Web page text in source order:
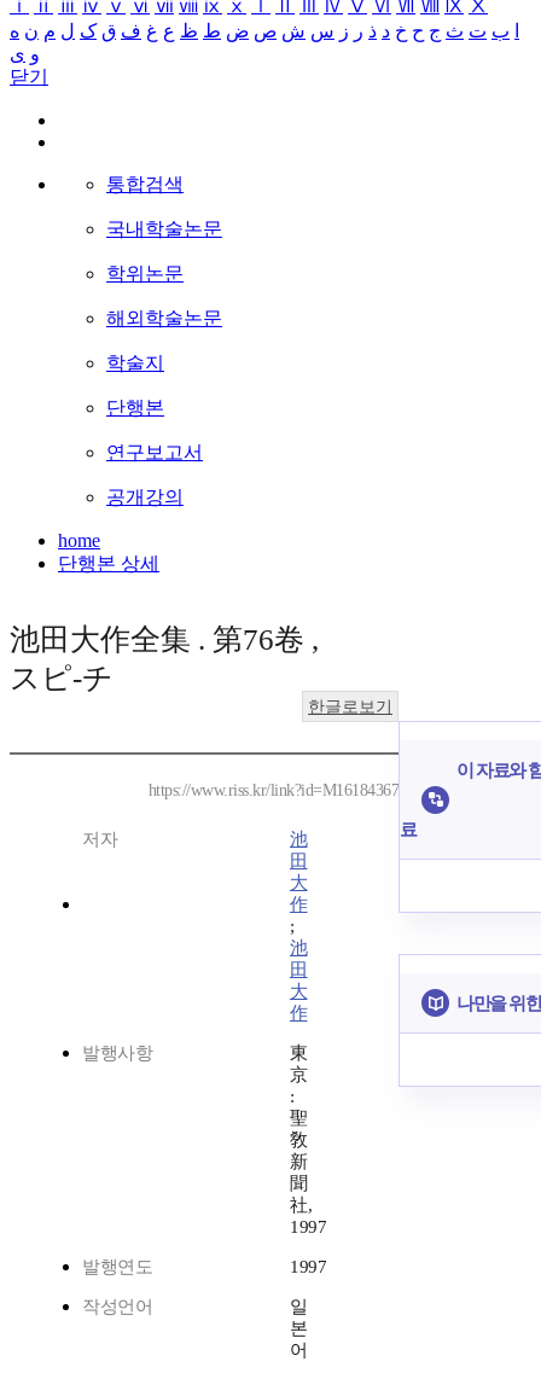
ⅰ
ⅱ ⅲ ⅳ ⅴ ⅵ ⅶ ⅷ ⅸ ⅹ Ⅳ Ⅴ Ⅵ Ⅶ Ⅷ Ⅸ Ⅹ
ب ت ث ج ح خ د ذ ر ز س ش ص ض ط ظ ع غ ف ق ک ل م ن ه
و ی
닫기
통합검색
국내학술논문
학위논문
해외학술논문
학술지
단행본
연구보고서
공개강의
home
단행본 상세
池田大作全集 . 第76卷 ,
スピ-チ
한글로보기
https://www.riss.kr/link?id=M16184367
저자
池
田
大
作
;
池
田
大
作
발행사항
東
京
:
聖
敎
新
聞
社,
1997
발행연도 1997
작성언어
일
본
어
이 자료와
료
나만을 위